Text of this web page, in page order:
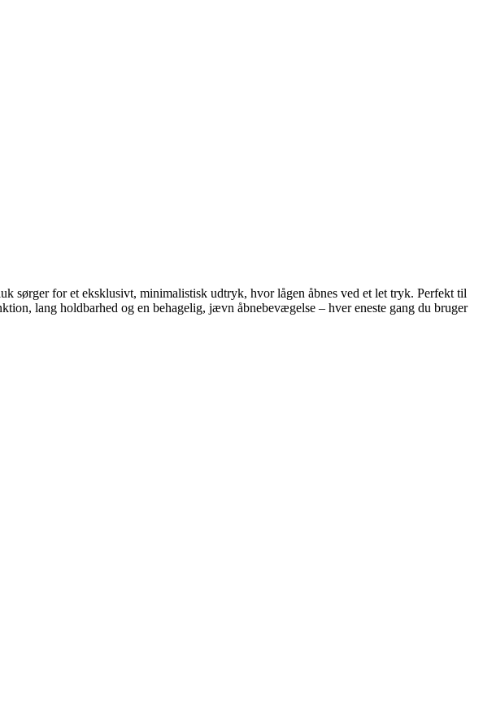
sørger for et eksklusivt, minimalistisk udtryk, hvor lågen åbnes ved et let tryk. Perfekt til
lang holdbarhed og en behagelig, jævn åbnebevægelse – hver eneste gang du bruger